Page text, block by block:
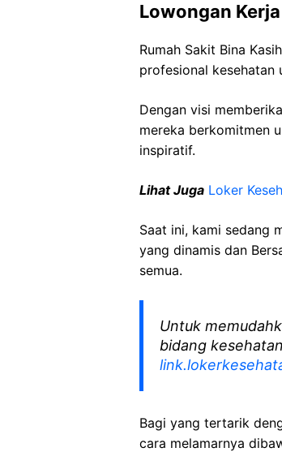
Lowongan
Rumah Sakit Bina
profesional kesehatan
Dengan visi
mereka berkomitmen
inspiratif.
Lihat Juga Loker
Saat ini, kami sedang
yang dinamis dan
semua.
Untuk
bidang
Bagi yang tertarik
cara melamarnya